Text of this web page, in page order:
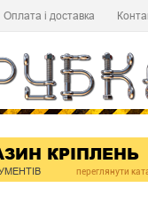
Оплата і доставка
переглянути
КРІПЛЕНЬ